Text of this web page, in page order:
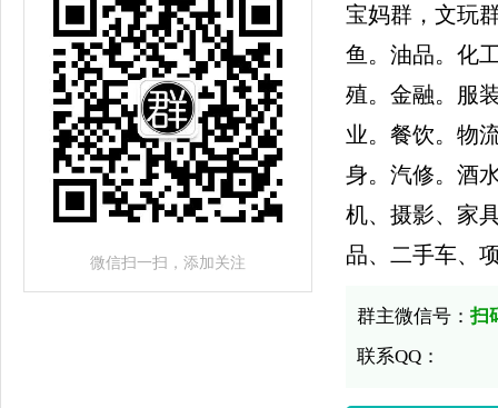
微信扫一扫，添加关注
宝妈群，文玩
鱼。油品。化
殖。金融。服
业。餐饮。物
身。汽修。酒
机、摄影、家
品、二手车、
群主微信号： 扫
联系QQ：